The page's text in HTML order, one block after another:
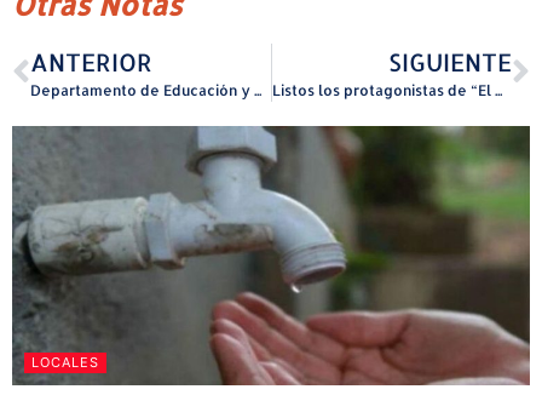
ANTERIOR
Departamento de Educación y Dave & Buster’s firman Acuerdo de Colaboración en el marco del Mes del Autismo
SIGUIENTE
Listos los protagonistas de “El Arte del Boxeo” para su gran cita el 12 de abril en el Coliseo de Puerto Rico
LOCALES